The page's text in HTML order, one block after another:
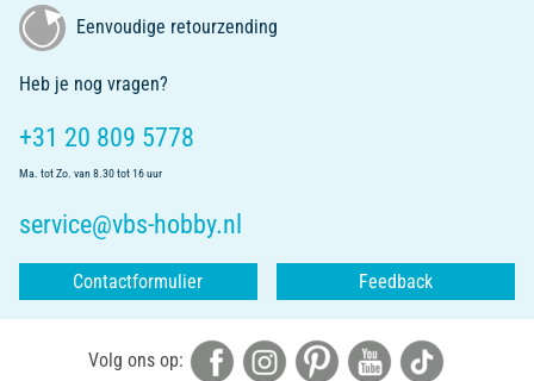
Eenvoudige retourzending
Heb je nog vragen?
+31 20 809 5778
Ma. tot Zo. van 8.30 tot 16 uur
service@vbs-hobby.nl
Contactformulier Feedback
Volg ons op: